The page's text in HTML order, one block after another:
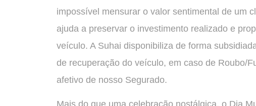
impossível mensurar o valor sentimental de um
ajuda a preservar o investimento realizado e
veículo. A Suhai disponibiliza de forma
de recuperação do veículo, em caso de Roubo/
afetivo de nosso Segurado.
Mais do que uma celebração nostálgica, o Dia